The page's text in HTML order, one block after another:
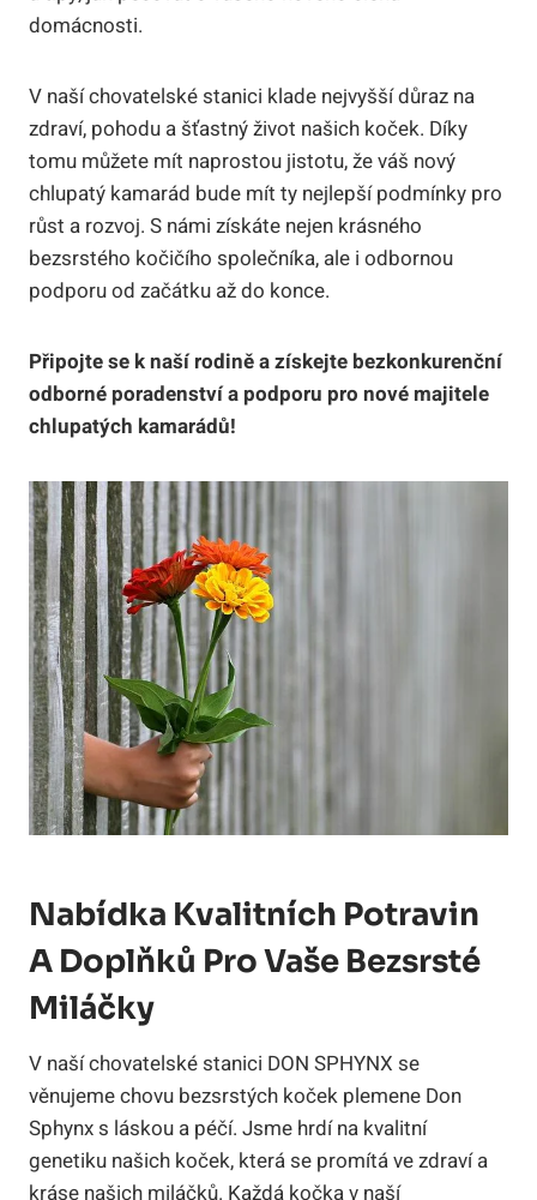
⁣domácnosti.
V naší chovatelské⁣ stanici‌ klade nejvyšší důraz ⁢na
zdraví, pohodu a​ šťastný⁤ život našich koček. Díky
tomu můžete mít naprostou jistotu, že⁣ váš nový
chlupatý kamarád ⁣bude⁣ mít ty⁤ nejlepší⁢ podmínky pro
růst ⁤a ​rozvoj. S námi získáte nejen krásného
bezsrstého kočičího společníka,‌ ale i ​odbornou
podporu ‍od začátku až do konce.
Připojte⁤ se k ⁤naší rodině a získejte bezkonkurenční
odborné poradenství ⁤a podporu pro nové majitele
chlupatých kamarádů!
Nabídka Kvalitních Potravin
A Doplňků Pro Vaše Bezsrsté
Miláčky
V naší chovatelské​ stanici DON SPHYNX se
věnujeme chovu bezsrstých koček plemene Don
Sphynx s láskou a péčí. Jsme hrdí na kvalitní
⁢genetiku našich koček, která se promítá ve ‍zdraví⁢ a
kráse našich miláčků. Každá kočka v‌ naší